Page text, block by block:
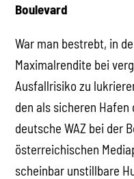
Boulevard
War man bestrebt, in
Maximalrendite bei
Ausfallrisiko zu
den als sicheren
deutsche WAZ bei der
österreichischen
scheinbar unstillbare